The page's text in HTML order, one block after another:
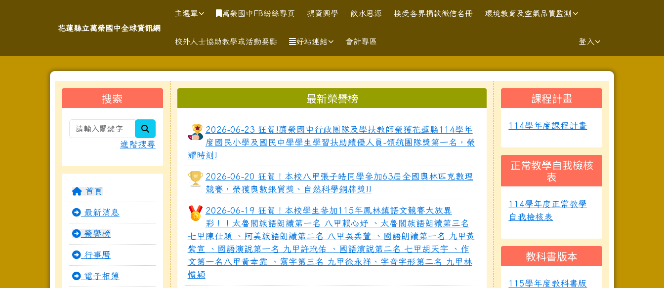
花蓮縣立萬榮國中全球資訊網
花蓮縣立萬榮國中全球資訊網
主選單 萬榮國中FB紛絲專頁 捐資興學 飲水思源 接受各界捐款徴信名冊 環境教育及空氣品質監測
校外人士協助教學或活動要點 好站連結 會計專區 登入
左邊區域內容
搜索
search
進階搜尋
首頁
最新消息
榮譽榜
行事曆
電子相簿
最新榮譽榜
2026-06-23 狂賀!萬榮國中行政團隊及學扶教師榮獲花蓮縣114學年
度國民小學及國民中學學生學習扶助績優人員-領航團隊獎第一名，榮
耀時刻!
2026-06-20 狂賀！本校八甲張子皓同學參加63屆全國奧林匹克數理
競賽，榮獲奧數銀質獎、自然科學銅牌獎!!
2026-06-19 狂賀！本校學生參加115年鳳林鎮語文競賽大放異
彩！！太魯閣族語朗讀第一名 八甲賴心妤 、太魯閣族語朗讀第三名
七甲陳仕穎 、阿美族語朗讀第二名 八甲吳柔萱 、國語朗讀第一名 九甲黃
紫宣 、國語演說第一名 九甲許玳佑 、國語演說第二名 七甲胡天宇 、作
文第一名八甲黃幸霏 、寫字第三名 九甲徐永祥、字音字形第二名 九甲林
慣穎
右邊區域內容
課程計畫
114學年度課程計畫
正常教學自我檢核
表
114學年度正常教學
自我檢核表
教科書版本
115學年度教科書版
頁尾區域